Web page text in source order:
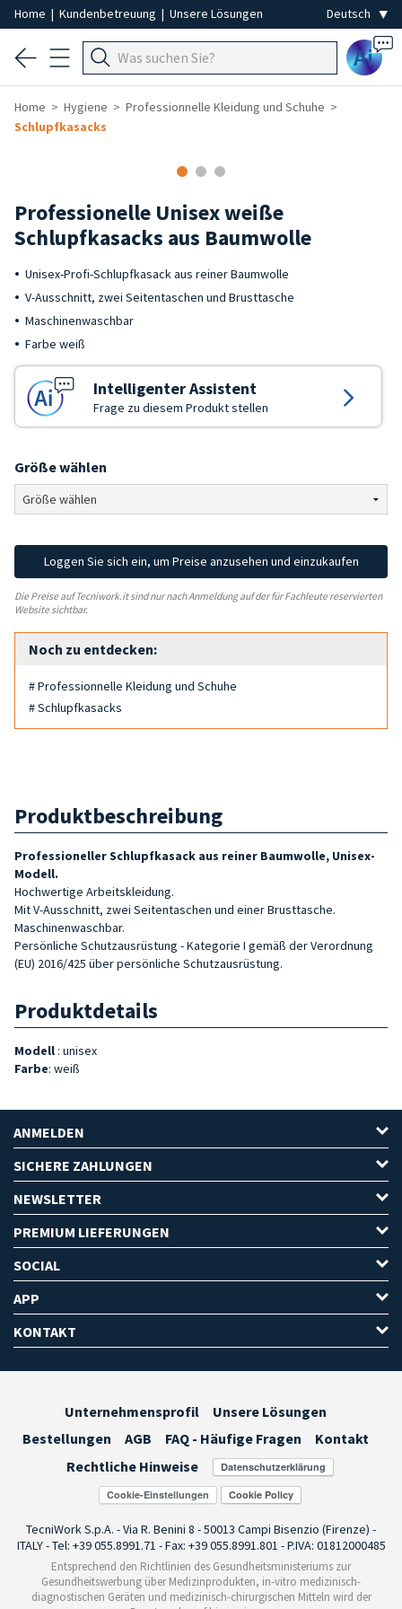
Home | Kundenbetreuung | Unsere Lösungen
Ai
Home Hygiene
Professionnelle Kleidung und Schuhe
Schlupfkasacks
Professionelle Unisex weiße
Schlupfkasacks aus Baumwolle
Unisex-Profi-Schlupfkasack aus reiner Baumwolle
V-Ausschnitt, zwei Seitentaschen und Brusttasche
Maschinenwaschbar
Farbe weiß
Intelligenter Assistent
Frage zu diesem Produkt stellen
Größe wählen
Loggen Sie sich ein, um Preise anzusehen und einzukaufen
Die Preise auf Tecniwork.it sind nur nach Anmeldung auf der für Fachleute reservierten
Website sichtbar.
Noch zu entdecken:
# Professionnelle Kleidung und Schuhe
# Schlupfkasacks
Produktbeschreibung
Professioneller Schlupfkasack aus reiner Baumwolle, Unisex-
Modell.
Hochwertige Arbeitskleidung.
Mit V-Ausschnitt, zwei Seitentaschen und einer Brusttasche.
Maschinenwaschbar.
Persönliche Schutzausrüstung - Kategorie I gemäß der Verordnung
(EU) 2016/425 über persönliche Schutzausrüstung.
Produktdetails
Modell : unisex
Farbe: weiß
ANMELDEN
SICHERE ZAHLUNGEN
NEWSLETTER
PREMIUM LIEFERUNGEN
SOCIAL
APP
KONTAKT
Unternehmensprofil
Unsere Lösungen
Bestellungen
AGB FAQ - Häufige Fragen
Kontakt
Rechtliche Hinweise
Cookie-Einstellungen
TecniWork S.p.A. - Via R. Benini 8 - 50013 Campi Bisenzio (Firenze) -
ITALY - Tel: +39 055.8991.71 - Fax: +39 055.8991.801 - P.IVA: 01812000485
Entsprechend den Richtlinien des Gesundheitsministeriums zur
Gesundheitswerbung über Medizinprodukten, in-vitro medizinisch-
diagnostischen Geräten und medizinisch-chirurgischen Mitteln wird der